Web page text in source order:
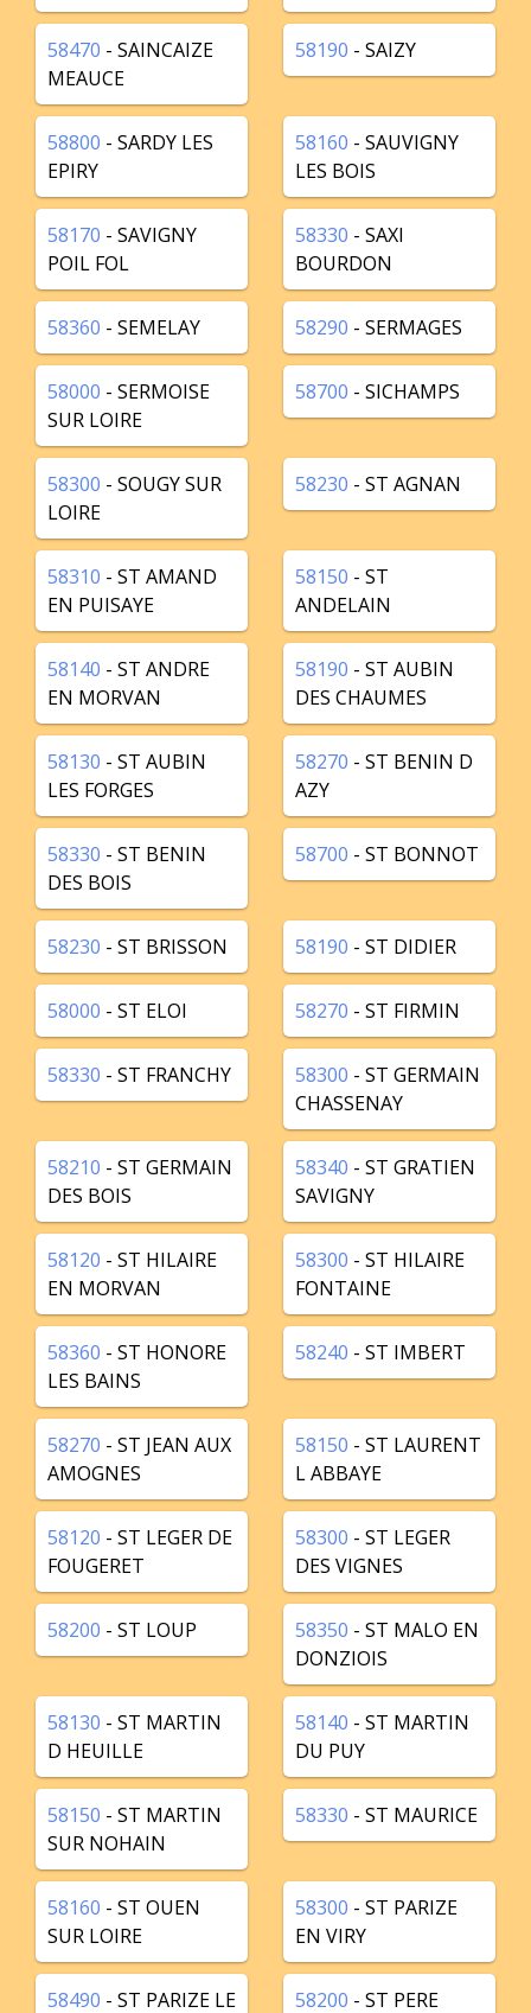
58470 - SAINCAIZE
MEAUCE
58190 - SAIZY
58800 - SARDY LES
EPIRY
58160 - SAUVIGNY
LES BOIS
58170 - SAVIGNY
POIL FOL
58330 - SAXI
BOURDON
58360 - SEMELAY 58290 - SERMAGES
58000 - SERMOISE
SUR LOIRE
58700 - SICHAMPS
58300 - SOUGY SUR
LOIRE
58230 - ST AGNAN
58310 - ST AMAND
EN PUISAYE
58150 - ST
ANDELAIN
58140 - ST ANDRE
EN MORVAN
58190 - ST AUBIN
DES CHAUMES
58130 - ST AUBIN
LES FORGES
58270 - ST BENIN D
AZY
58330 - ST BENIN
DES BOIS
58700 - ST BONNOT
58230 - ST BRISSON 58190 - ST DIDIER
58000 - ST ELOI 58270 - ST FIRMIN
58330 - ST FRANCHY 58300 - ST GERMAIN
CHASSENAY
58210 - ST GERMAIN
DES BOIS
58340 - ST GRATIEN
SAVIGNY
58120 - ST HILAIRE
EN MORVAN
58300 - ST HILAIRE
FONTAINE
58360 - ST HONORE
LES BAINS
58240 - ST IMBERT
58270 - ST JEAN AUX
AMOGNES
58150 - ST LAURENT
L ABBAYE
58120 - ST LEGER DE
FOUGERET
58300 - ST LEGER
DES VIGNES
58200 - ST LOUP 58350 - ST MALO EN
DONZIOIS
58130 - ST MARTIN
D HEUILLE
58140 - ST MARTIN
DU PUY
58150 - ST MARTIN
SUR NOHAIN
58330 - ST MAURICE
58160 - ST OUEN
SUR LOIRE
58300 - ST PARIZE
EN VIRY
58490 - ST PARIZE LE
58200 - ST PERE